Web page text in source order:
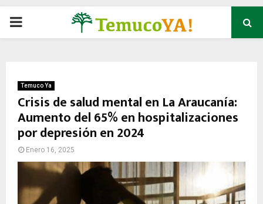
P
M
A
Temuco Ya
Crisis de salud mental en La Araucanía:
Aumento del 65% en hospitalizaciones
por depresión en 2024
Enero 16, 2025